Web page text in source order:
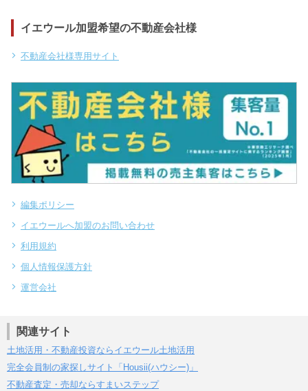
イエウール加盟希望の不動産会社様
不動産会社様専用サイト
編集ポリシー
イエウールへ加盟のお問い合わせ
利用規約
個人情報保護方針
運営会社
関連サイト
土地活用・不動産投資ならイエウール土地活用
完全会員制の家探しサイト「Housii(ハウシー)」
不動産査定・売却ならすまいステップ